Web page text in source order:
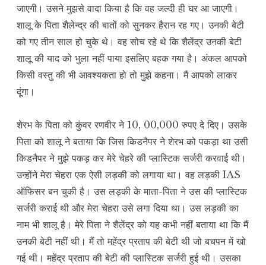
जाएगी। उसने मुझसे वादा किया है कि वह जल्दी ही घर आ जाएगी।
शालू के पिता शैलेन्द्र की बातों को सुनकर हैरान रह गए। उनकी बेटी
को गए तीन साल हो चुके थे। वह सोच रहे थे कि शैलेंद्र उनकी बेटी
शालू की याद को भुला नहीं पाया इसलिए बहक गया है। अंकल आपको
किसी वस्तु की भी आवश्यकता हो तो मुझे कहना। मैं आपको लाकर
दूंगा।
शेरभ के पिता को कुंवर रणवीर ने 10, 00,000 रुपए दे दिए। उसके
पिता को शालू ने बताया कि जिस किडनैपर ने शेरभ को पकड़ा था उसी
किडनैपर ने मुझे पकड़ कर मेरे चेहरे की प्लास्टिक सर्जरी करवाई थी।
उन्होंने मेरा चेहरा एक ऐसी लड़की को लगाया था। वह लड़की IAS
ऑफिसर बन चुकी है। उस लड़की के माता-पिता ने उस की प्लास्टिक
सर्जरी कराई थी और मेरा चेहरा उसे लगा दिया था। उस लड़की का
नाम भी शालू है। मेरे पिता ने शैलेंद्र को यह कभी नहीं बताया था कि मैं
उनकी बेटी नहीं थी। मैं तो महेंद्र प्रताप की बेटी थी जो बचपन में खो
गई थी। महेंद्र प्रताप की बेटी की प्लास्टिक सर्जरी हुई थी। उसका